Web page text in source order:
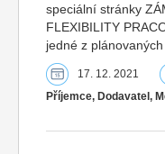
speciální stránky
FLEXIBILITY
jedné z
17. 12. 2021
Příjemce, Dodavatel,